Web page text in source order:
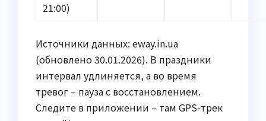
21:00)
Источники данных: eway.in.ua
(обновлено 30.01.2026). В праздники
интервал удлиняется, а во время
тревог – пауза с восстановлением.
Следите в приложении – там GPS-трек